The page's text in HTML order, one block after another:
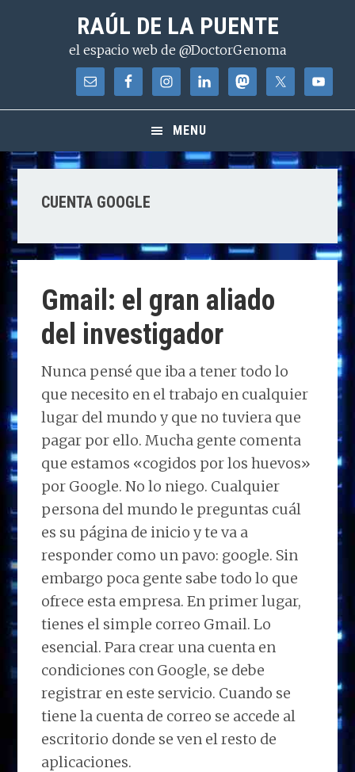
contenido
RAÚL DE LA PUENTE
el espacio web de @DoctorGenoma
MENU
CUENTA GOOGLE
Gmail: el gran aliado
del investigador
Nunca pensé que iba a tener todo lo
que necesito en el trabajo en cualquier
lugar del mundo y que no tuviera que
pagar por ello. Mucha gente comenta
que estamos «cogidos por los huevos»
por Google. No lo niego. Cualquier
persona del mundo le preguntas cuál
es su página de inicio y te va a
responder como un pavo: google. Sin
embargo poca gente sabe todo lo que
ofrece esta empresa. En primer lugar,
tienes el simple correo Gmail. Lo
esencial. Para crear una cuenta en
condiciones con Google, se debe
registrar en este servicio. Cuando se
tiene la cuenta de correo se accede al
escritorio donde se ven el resto de
aplicaciones.